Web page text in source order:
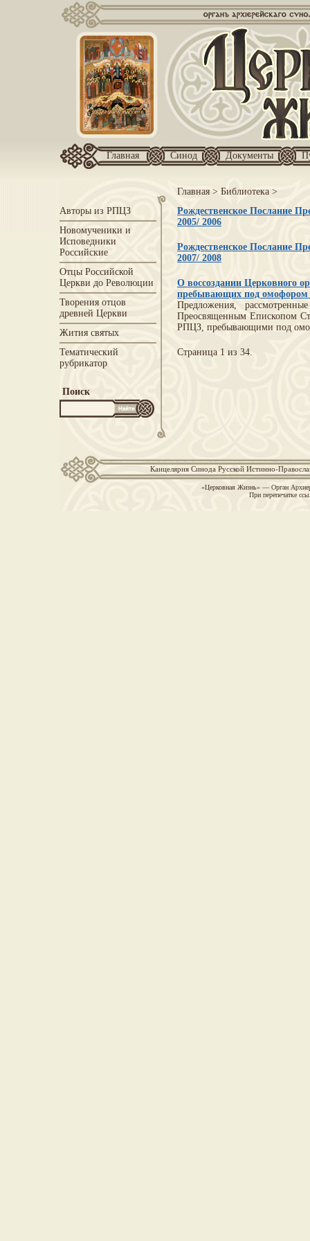
Главная Синод Документы
Главная> Библиотека >
Авторы из РПЦЗ
Новомученики и
Исповедники
Российские
Отцы Российской
Церкви до Революции
Творения отцов
древней Церкви
Жития святых
Тематический
рубрикатор
Поиск
Рождественское Послание
2005/ 2006
Рождественское Послание
2007/ 2008
О воссоздании Церковного
пребывающих под
Предложения,
Преосвященным Епископом
РПЦЗ, пребывающими под
Страница 1 из 34.
Канцелярия Синода Русской Истинно-
«Церковная Жизнь» — Орган
При перепечатке